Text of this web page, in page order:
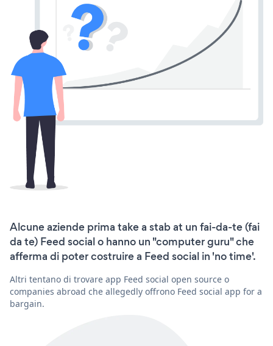
Alcune aziende prima take a stab at un fai-da-te (fai
da te) Feed social o hanno un "computer guru" che
afferma di poter costruire a Feed social in 'no time'.
Altri tentano di trovare app Feed social open source o
companies abroad che allegedly offrono Feed social app for a
bargain.